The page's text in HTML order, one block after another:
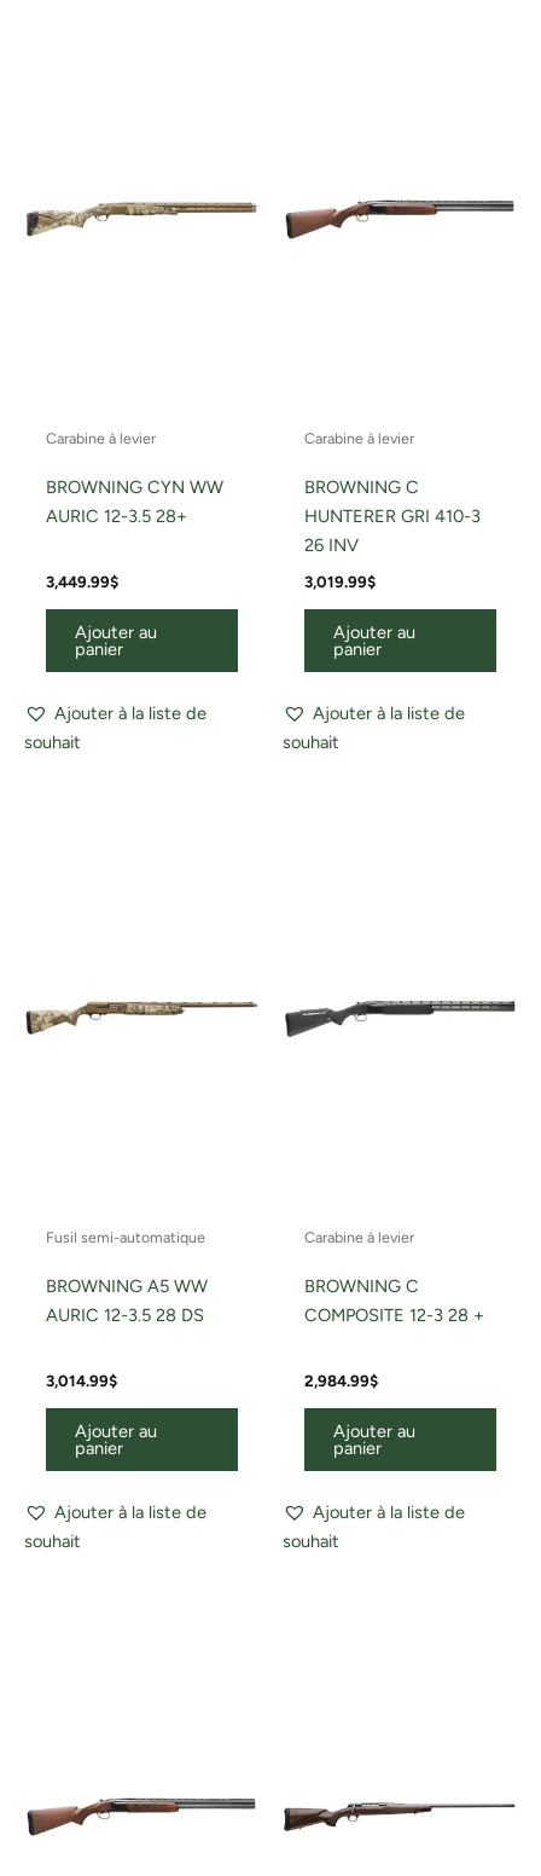
Carabine à levier
BROWNING CYN WW
AURIC 12-3.5 28+
3,449.99$
Ajouter au
panier
Ajouter à la liste de
souhait
Carabine à levier
BROWNING C
HUNTERER GRI 410-3
26 INV
3,019.99$
Ajouter au
panier
Ajouter à la liste de
souhait
Fusil semi-automatique
BROWNING A5 WW
AURIC 12-3.5 28 DS
3,014.99$
Ajouter au
panier
Ajouter à la liste de
souhait
Carabine à levier
BROWNING C
COMPOSITE 12-3 28 +
2,984.99$
Ajouter au
panier
Ajouter à la liste de
souhait